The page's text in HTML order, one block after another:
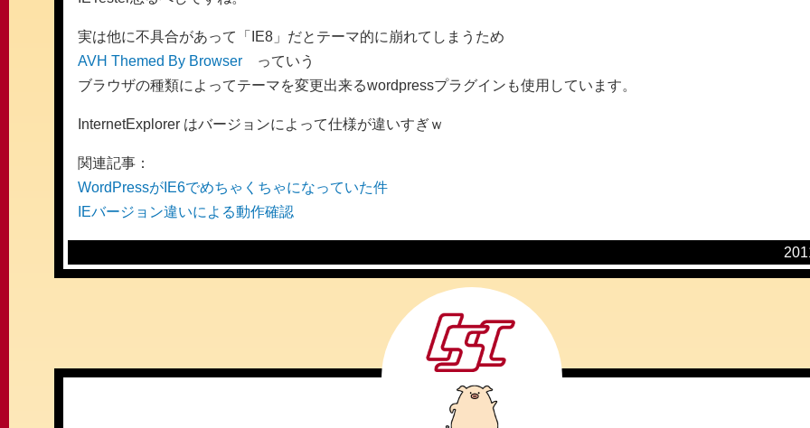
実は他に不具合があって「IE8」だとテーマ的に崩れてしまうため
AVH Themed By Browser っていう
ブラウザの種類によってテーマを変更出来るwordpressプラグインも使用しています。
InternetExplorer はバージョンによって仕様が違いすぎｗ
関連記事：
WordPressがIE6でめちゃくちゃになっていた件
IEバージョン違いによる動作確認